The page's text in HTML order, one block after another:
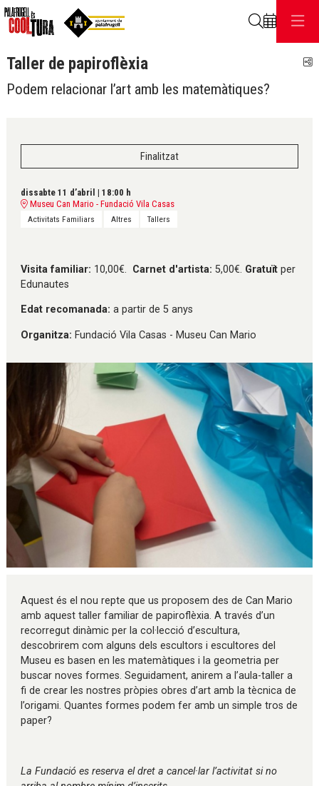
Taller de papiroflèxia
Podem relacionar l’art amb les matemàtiques?
Finalitzat
dissabte 11 d’abril | 18:00 h
Museu Can Mario - Fundació Vila Casas
Activitats Familiars Altres Tallers
Visita familiar: 10,00€. Carnet d'artista: 5,00€. Gratuït per
Edunautes
Edat recomanada: a partir de 5 anys
Organitza: Fundació Vila Casas - Museu Can Mario
Aquest és el nou repte que us proposem des de Can Mario
amb aquest taller familiar de papiroflèxia. A través d’un
recorregut dinàmic per la col·lecció d’escultura,
descobrirem com alguns dels escultors i escultores del
Museu es basen en les matemàtiques i la geometria per
buscar noves formes. Seguidament, anirem a l’aula-taller a
fi de crear les nostres pròpies obres d’art amb la tècnica de
l’origami. Quantes formes podem fer amb un simple tros de
paper?
La Fundació es reserva el dret a cancel·lar l’activitat si no